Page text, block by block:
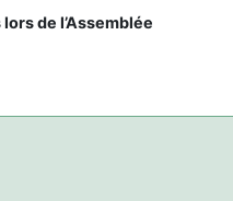
de l’Assemblée